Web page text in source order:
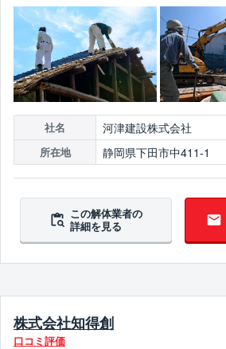
社名 河津建設株式会社
所在地 静岡県下田市中411-1
この解体業者の
詳細を見る
株式会社知得創
口コミ評価